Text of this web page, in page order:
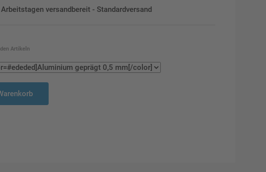
versandbereit - Standardversand
Artikeln